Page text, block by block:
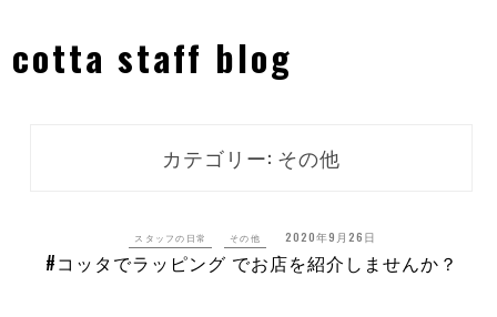
content
cotta staff blog
カテゴリー: その他
スタッフの日常 その他 2020年9月26日
#コッタでラッピング でお店を紹介しませんか？